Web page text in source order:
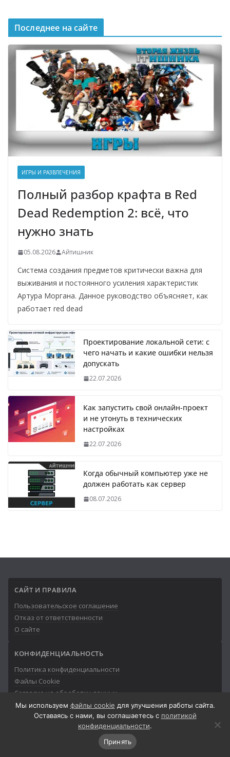
Последнее на сайте
ИГРЫ И РАЗВЛЕЧЕНИЯ
Полный разбор крафта в Red
Dead Redemption 2: всё, что
нужно знать
05.08.2026 Айтишник
Система создания предметов критически важна для
выживания и постоянного усиления характеристик
Артура Моргана. Данное руководство объясняет, как
работает red dead
Проектирование локальной сети: с
чего начать и какие ошибки нельзя
допускать
22.07.2026
Как запустить свой онлайн-проект
и не утонуть в технических
настройках
22.07.2026
Когда обычный компьютер уже не
должен работать как сервер
08.07.2026
САЙТ И ПРАВИЛА
Пользовательское соглашение
Отказ от ответственности
О сайте
КОНФИДЕНЦИАЛЬНОСТЬ
Политика конфиденциальности
Файлы Cookie
Согласие на обработку данных
© 2013-2026Айтишник
Мы используем файлы cookie для улучшения работы сайта.
Оставаясь с нами, вы соглашаетесь с политикой
конфиденциальности.
Принять